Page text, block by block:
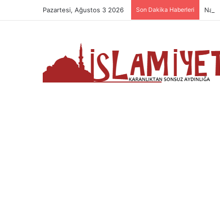
Pazartesi, Ağustos 3 2026 Son Dakika Haberleri